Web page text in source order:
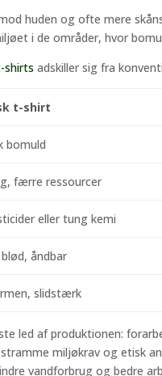
huden og ofte mere
i de områder, hvor
shirts adskiller sig fra
t-shirt
bomuld
færre ressourcer
eller tung kemi
åndbar
slidstærk
led af produktionen:
miljøkrav og etisk
vandforbrug og bedre